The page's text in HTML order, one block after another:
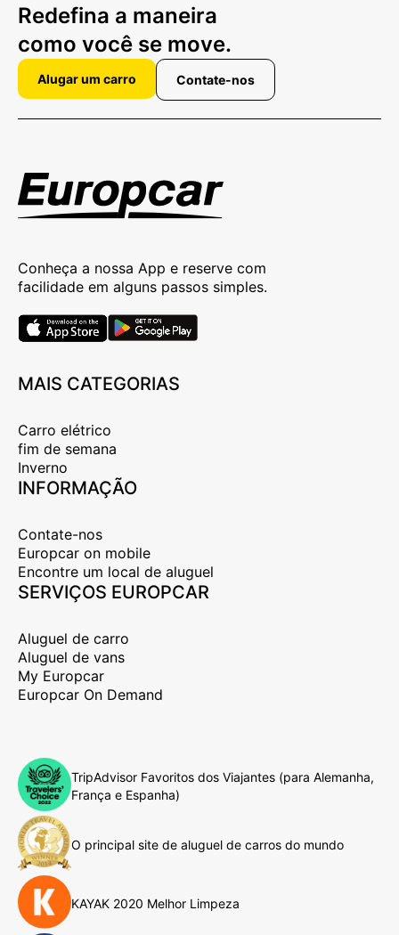
Redefina a maneira
como você se move.
Alugar um carro Contate-nos
Conheça a nossa App e reserve com
facilidade em alguns passos simples.
MAIS CATEGORIAS
Carro elétrico
fim de semana
Inverno
INFORMAÇÃO
Contate-nos
Europcar on mobile
Encontre um local de aluguel
SERVIÇOS EUROPCAR
Aluguel de carro
Aluguel de vans
My Europcar
Europcar On Demand
TripAdvisor Favoritos dos Viajantes (para Alemanha,
França e Espanha)
O principal site de aluguel de carros do mundo
KAYAK 2020 Melhor Limpeza